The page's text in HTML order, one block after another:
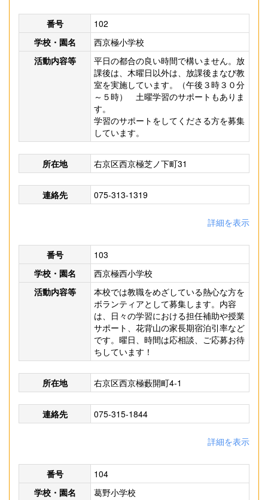
番号
102
学校・園名
西京極小学校
活動内容等
平日の都合の良い時間で構いません。放
課後は、木曜日以外は、放課後まなび教
室を実施しています。（午後３時３０分
～５時） 土曜学習のサポートもありま
す。
学習のサポートをしてくださる方を募集
しています。
所在地 右京区西京極芝ノ下町31
連絡先 075-313-1319
詳細を表示
番号
103
学校・園名
西京極西小学校
活動内容等
本校では教職をめざしている熱心な方を
ボランティアとして募集します。内容
は、日々の学習における担任補助や授業
サポート、花背山の家長期宿泊引率など
です。曜日、時間は応相談、ご応募お待
ちしています！
所在地 右京区西京極藪開町4-1
連絡先 075-315-1844
詳細を表示
番号
104
学校・園名
葛野小学校